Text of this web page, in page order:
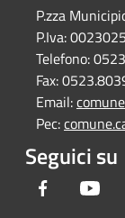
P.zza
P.Iva:
Telefono:
Fax:
Email:
Pec:
Seguici su
Facebook